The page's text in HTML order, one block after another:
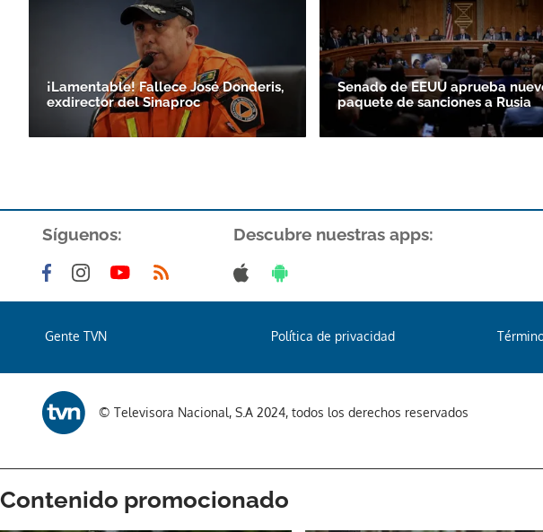
¡Lamentable! Fallece José Donderis,
exdirector del Sinaproc
Senado de EEUU aprueba
paquete de sanciones a Rusia
Síguenos: Descubre nuestras apps:
Gente TVN Política de privacidad
© Televisora Nacional, S.A 2024, todos los derechos reservados